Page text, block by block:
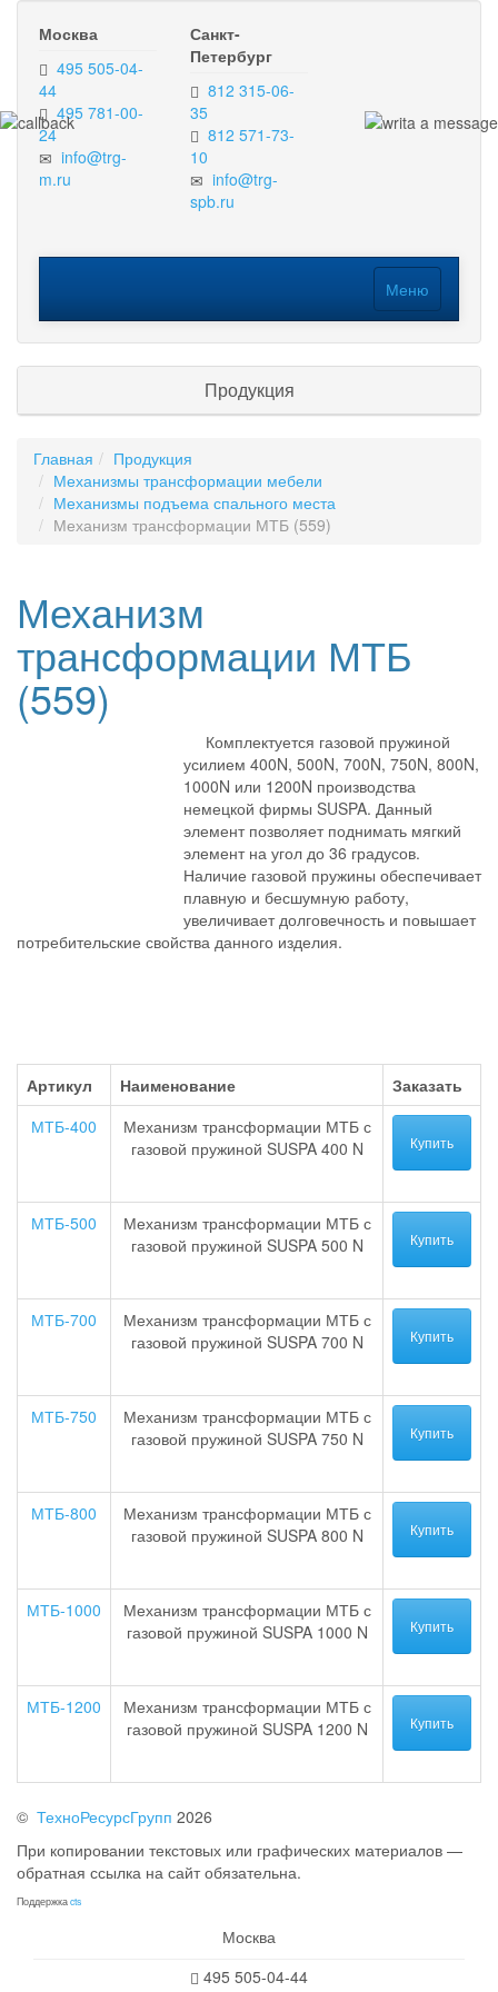
Москва
495 505-04-
44
495 781-00-
24
info@trg-
m.ru
Санкт-
Петербург
812 315-06-
35
812 571-73-
10
info@trg-
spb.ru
Меню
Продукция
Главная
Продукция
Механизмы трансформации мебели
Механизмы подъема спального места
Механизм трансформации МТБ (559)
Механизм
трансформации МТБ
(559)
Комплектуется газовой пружиной
усилием 400N, 500N, 700N, 750N, 800N,
1000N или 1200N производства
немецкой фирмы SUSPA. Данный
элемент позволяет поднимать мягкий
элемент на угол до 36 градусов.
Наличие газовой пружины обеспечивает
плавную и бесшумную работу,
увеличивает долговечность и повышает
потребительские свойства данного изделия.
Артикул Наименование
Заказать
МТБ-400
Механизм трансформации МТБ с
газовой пружиной SUSPA 400 N
Купить
МТБ-500
Механизм трансформации МТБ с
газовой пружиной SUSPA 500 N
Купить
МТБ-700
Механизм трансформации МТБ с
газовой пружиной SUSPA 700 N
Купить
МТБ-750
Механизм трансформации МТБ с
газовой пружиной SUSPA 750 N
Купить
МТБ-800
Механизм трансформации МТБ с
газовой пружиной SUSPA 800 N
Купить
МТБ-1000
Механизм трансформации МТБ с
газовой пружиной SUSPA 1000 N
Купить
МТБ-1200
Механизм трансформации МТБ с
газовой пружиной SUSPA 1200 N
Купить
© ТехноРесурсГрупп 2026
При копировании текстовых или графических материалов —
обратная ссылка на сайт обязательна.
Поддержкаcts
Москва
495 505-04-44